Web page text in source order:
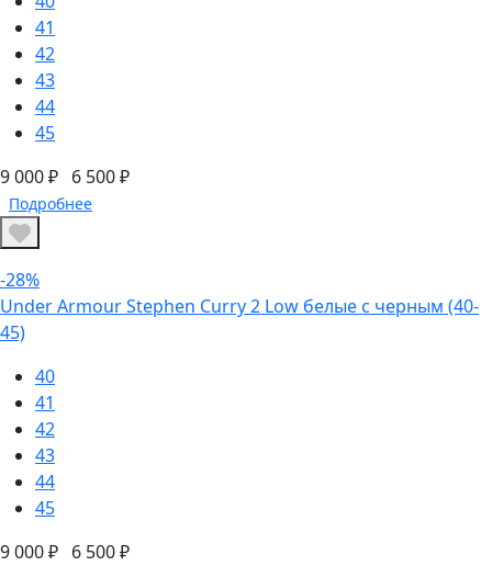
41
42
43
44
45
9 000 ₽ 6 500 ₽
Подробнее
-28%
Under Armour Stephen Curry 2 Low белые с черным (40-
45)
40
41
42
43
44
45
9 000 ₽ 6 500 ₽